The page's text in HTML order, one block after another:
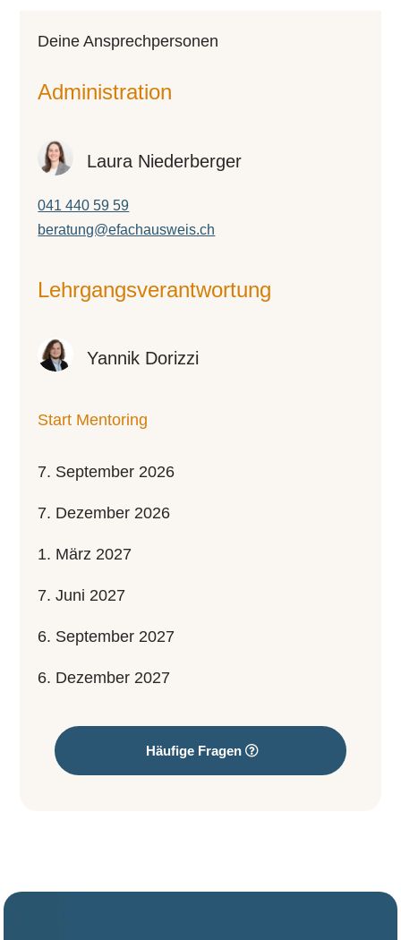
Deine An­­sprech­­per­­so­­nen
Administration
Laura Niederberger
041 440 59 59
beratung@efachausweis.ch
Lehr­gangs­ver­ant­wor­tung
Yannik Dorizzi
Start Mentoring
7. September 2026
7. Dezember 2026
1. März 2027
7. Juni 2027
6. September 2027
6. Dezember 2027
Häufige Fragen